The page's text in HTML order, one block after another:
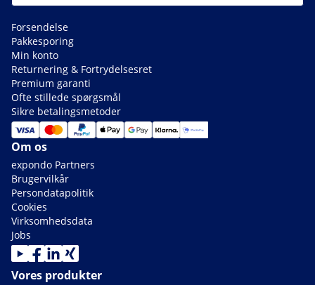
Forsendelse
Pakkesporing
Min konto
Returnering & Fortrydelsesret
Premium garanti
Ofte stillede spørgsmål
Sikre betalingsmetoder
Om os
expondo Partners
Brugervilkår
Persondatapolitik
Cookies
Virksomhedsdata
Jobs
Vores produkter